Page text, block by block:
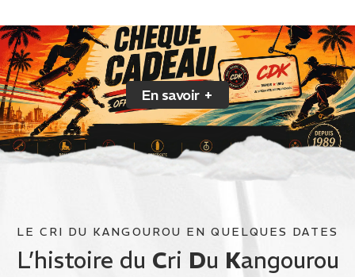
En savoir +
LE CRI DU KANGOUROU EN QUELQUES DATES
L’histoire du Cri Du Kangourou